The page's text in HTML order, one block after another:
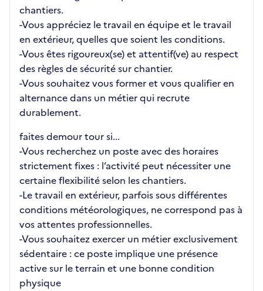
chantiers.
-Vous appréciez le travail en équipe et le travail
en extérieur, quelles que soient les conditions.
-Vous êtes rigoureux(se) et attentif(ve) au respect
des règles de sécurité sur chantier.
-Vous souhaitez vous former et vous qualifier en
alternance dans un métier qui recrute
durablement.
faites demour tour si...
-Vous recherchez un poste avec des horaires
strictement fixes : l’activité peut nécessiter une
certaine flexibilité selon les chantiers.
-Le travail en extérieur, parfois sous différentes
conditions météorologiques, ne correspond pas à
vos attentes professionnelles.
-Vous souhaitez exercer un métier exclusivement
sédentaire : ce poste implique une présence
active sur le terrain et une bonne condition
physique